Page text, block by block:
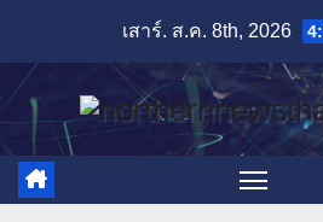
content
เสาร์. ส.ค. 8th, 2026